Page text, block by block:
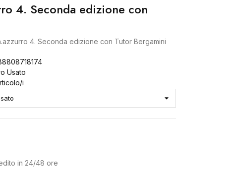
4. Seconda edizione con
4. Seconda edizione con Tutor Bergamini
Usato
i
in 24/48 ore